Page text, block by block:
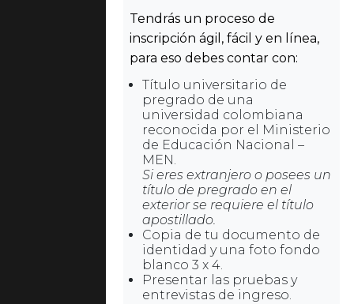
Tendrás un proceso de
inscripción ágil, fácil y en línea,
para eso debes contar con:
Título universitario de
pregrado de una
universidad colombiana
reconocida por el Ministerio
de Educación Nacional –
MEN.
Si eres extranjero o posees un
título de pregrado en el
exterior se requiere el título
apostillado.
Copia de tu documento de
identidad y una foto fondo
blanco 3 x 4.
Presentar las pruebas y
entrevistas de ingreso.